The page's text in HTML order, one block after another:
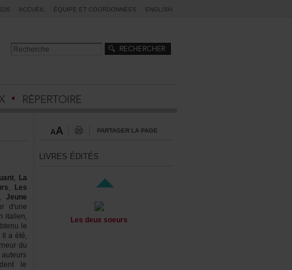
ACCUEIL ÉQUIPEETCOORDONNÉES ENGLISH
, La
,
Les
, Jeune
PARTAGERLAPAGE
LIVRESÉDITÉS
Lesdeuxsoeurs